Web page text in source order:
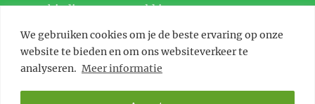
We gebruiken cookies om je de beste ervaring op onze
website te bieden en om ons websiteverkeer te
analyseren. Meer informatie
en aanbiedingen, en meld je aan voor onze
nieuwsbrief.